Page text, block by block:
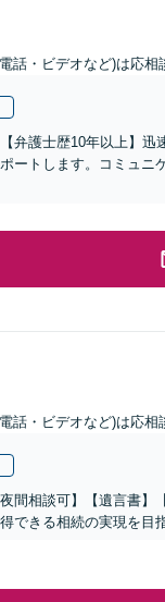
話・ビデオなど)は応相
弁護士歴10年以上】
ートします。コミュニ
話・ビデオなど)は応相
間相談可】【遺言書
できる相続の実現を目